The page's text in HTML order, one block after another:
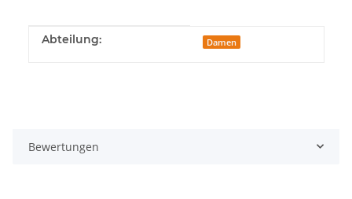
Produkteigenschaft
Wert
Abteilung: Damen
Bewertungen